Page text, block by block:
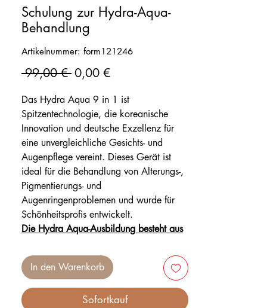
Schulung zur Hydra-Aqua-
Behandlung
Artikelnummer: form121246
99,00 € Standardpreis
0,00 €Sale-
Das Hydra Aqua 9 in 1 ist
Spitzentechnologie, die koreanische
Innovation und deutsche Exzellenz für
eine unvergleichliche Gesichts- und
Augenpflege vereint. Dieses Gerät ist
ideal für die Behandlung von Alterungs-,
Pigmentierungs- und
Augenringenproblemen und wurde für
Schönheitsprofis entwickelt.
Die Hydra Aqua-Ausbildung besteht aus
🔍 Die 9 Schlüsselfunktionen von Hydra
Aqua
⚡ Elektrischer Mikroimpuls:
Verbessert die Aufnahme von
In den Warenkorb
Sofortkauf